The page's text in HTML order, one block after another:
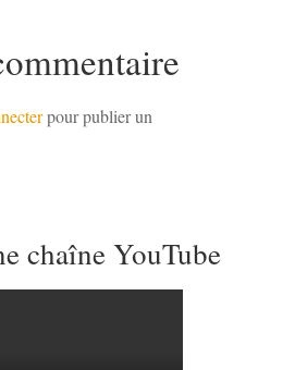
pour publier un
chaîne YouTube